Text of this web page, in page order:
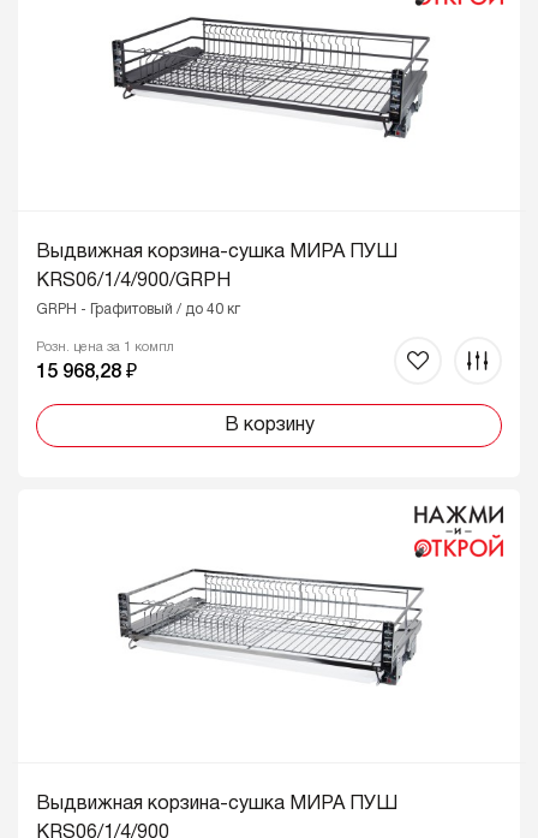
Выдвижная корзина-сушка МИРА ПУШ
KRS06/1/4/900/GRPH
GRPH - Графитовый / до 40 кг
Розн. цена за 1 компл
15 968,28 ₽
В корзину
Выдвижная корзина-сушка МИРА ПУШ
KRS06/1/4/900